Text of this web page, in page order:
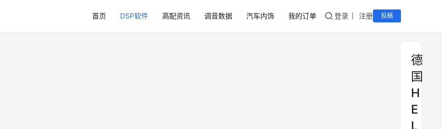
首页 DSP软件 高配资讯 调音数据 汽车内饰 我的订单 登录 注册 投稿
德
国
H
E
L